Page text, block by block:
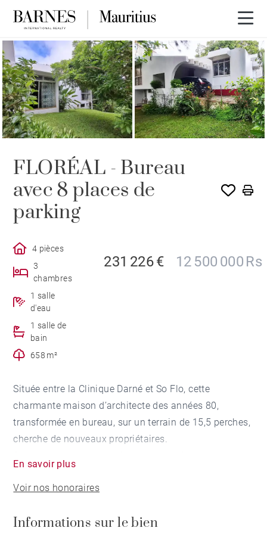
FLORÉAL - Bureau
avec 8 places de
parking
4 pièces
3
chambres
1 salle
d'eau
1 salle de
bain
658 m²
231 226 € 12 500 000 Rs
Située entre la Clinique Darné et So Flo, cette
charmante maison d’architecte des années 80,
transformée en bureau, sur un terrain de 15,5 perches,
cherche de nouveaux propriétaires.
Le salon / salle à manger a été transformé en un
bureaux. Cette pièce lumineuse surplombe le jardin et
En savoir plus
Voir nos honoraires
Informations sur le bien